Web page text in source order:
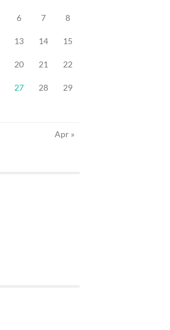
6 7 8
13 14 15
20 21 22
27 28 29
Apr »